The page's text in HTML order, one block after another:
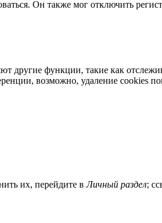
Он также мог отключить
другие функции, такие как
возможно, удаление cookies
их, перейдите вЛичный раздел;